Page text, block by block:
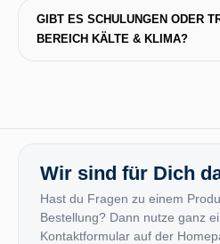
GIBT ES SCHULUNGEN ODER
BEREICH KÄLTE & KLIMA?
Wir sind für Dich
Hast du Fragen zu einem
Bestellung? Dann nutze ganz
Kontaktformular auf der